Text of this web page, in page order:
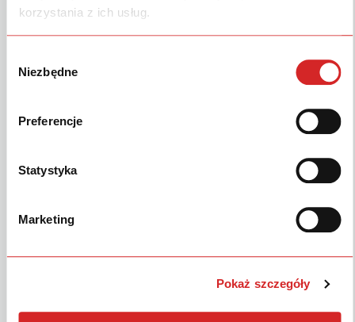
korzystania z ich usług.
zgody
Niezbędne
Preferencje
Statystyka
Marketing
Pokaż szczegóły
Catalogue des pièces de
rechange N276 Falcon
Produkty
OBSERWUJ NAS